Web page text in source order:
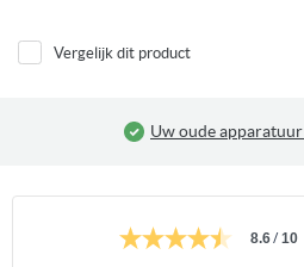
Vergelijk dit product
Uw oude apparatuur
8.6/ 10